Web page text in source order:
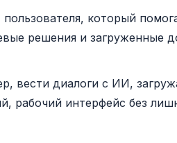
который
решения и загруженные
вести диалоги с ИИ,
рабочий интерфейс без